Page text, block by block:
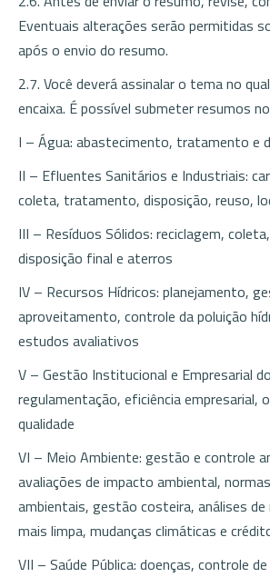
Eventuais alterações serão permitidas
após o envio do resumo.
2.7. Você deverá assinalar o tema no
encaixa. É possível submeter resumos
I – Água: abastecimento, tratamento e
II – Efluentes Sanitários e Industriais:
coleta, tratamento, disposição, reuso,
III – Resíduos Sólidos: reciclagem,
disposição final e aterros
IV – Recursos Hídricos: planejamento,
aproveitamento, controle da poluição
estudos avaliativos
V – Gestão Institucional e Empresarial
regulamentação, eficiência empresarial,
qualidade
VI – Meio Ambiente: gestão e controle
avaliações de impacto ambiental,
ambientais, gestão costeira, análises de
mais limpa, mudanças climáticas e
VII – Saúde Pública: doenças, controle